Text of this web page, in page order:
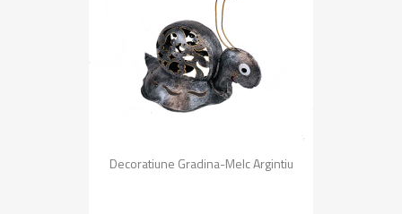
Decoratiune Gradina-Melc Argintiu